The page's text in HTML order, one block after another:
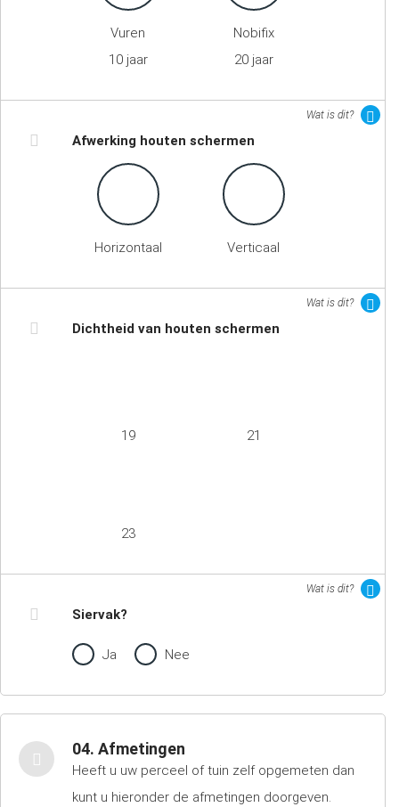
Vuren
10 jaar
Nobifix
20 jaar
Wat is dit?
Afwerking houten schermen
Horizontaal Verticaal
Wat is dit?
Dichtheid van houten schermen
19 21
23
Wat is dit?
Siervak?
Ja Nee
04. Afmetingen
Heeft u uw perceel of tuin zelf opgemeten dan
kunt u hieronder de afmetingen doorgeven.